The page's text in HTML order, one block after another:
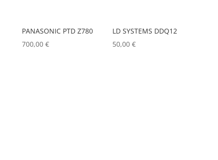
PANASONIC PTD Z780
700,00 €
LD SYSTEMS DDQ12
50,00€